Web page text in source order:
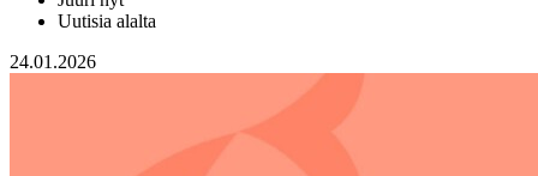
Uutisia alalta
24.01.2026